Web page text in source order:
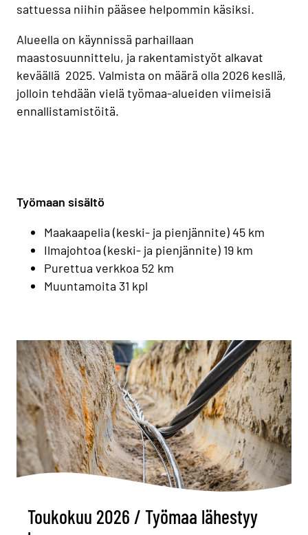
sattuessa niihin pääsee helpommin käsiksi.
Alueella on käynnissä parhaillaan
maastosuunnittelu, ja rakentamistyöt alkavat
keväällä 2025. Valmista on määrä olla 2026 kesllä,
jolloin tehdään vielä työmaa-alueiden viimeisiä
ennallistamistöitä.
Työmaan sisältö
Maakaapelia (keski- ja pienjännite) 45 km
Ilmajohtoa (keski- ja pienjännite) 19 km
Purettua verkkoa 52 km
Muuntamoita 31 kpl
Toukokuu 2026 / Työmaa lähestyy